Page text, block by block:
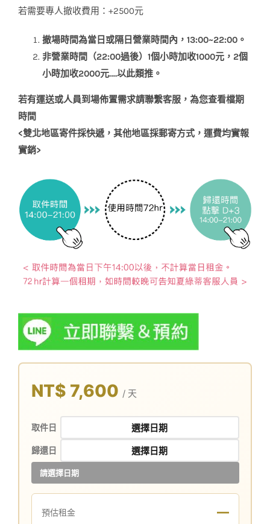
若需要專人撤收費用：+2500元
撤場時間為當日或隔日營業時間內，13:00~22:00。
非營業時間（22:00過後）1個小時加收1000元，2個
小時加收2000元….以此類推。
若有運送或人員到場佈置需求請聯繫客服，為您查看檔期
時間
<雙北地區寄件採快遞，其他地區採郵寄方式，運費均實報
實銷>
NT$ 7,600 / 天
取件日
歸還日
請選擇日期
預估租金 —